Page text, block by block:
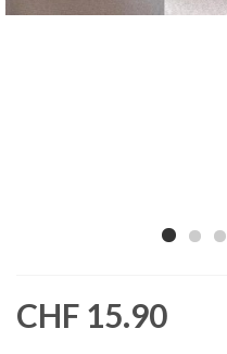
CHF 15.90